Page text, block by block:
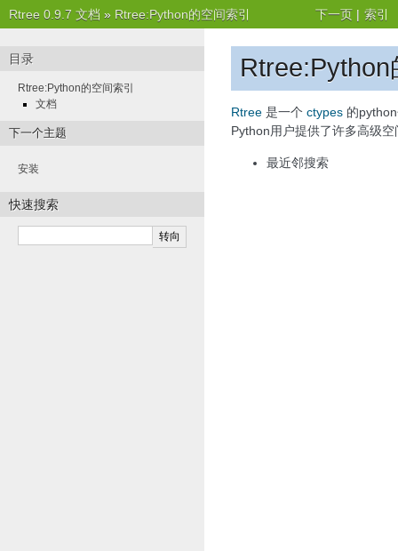
索引
下一页 |
Rtree 0.9.7 文档 » Rtree:Python的空间索引
Rtree 是一个 ctypes 的
Python用户提供了许多高级
最近邻搜索
目录
Rtree:Python的空间索引
文档
下一个主题
安装
快速搜索